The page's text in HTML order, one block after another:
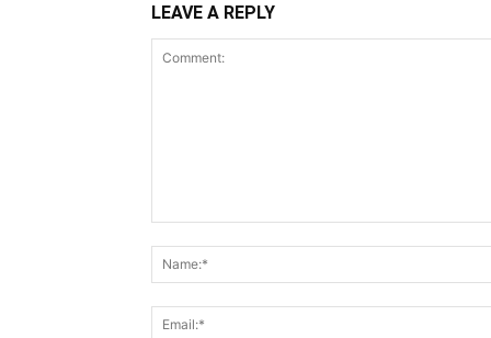
LEAVE A REPLY